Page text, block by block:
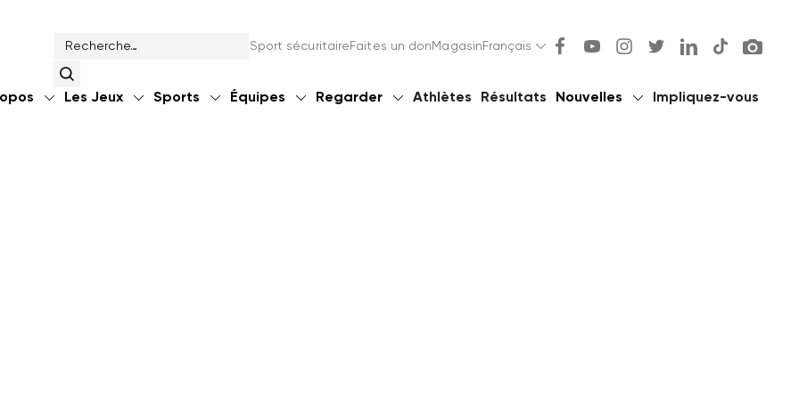
Sport sécuritaire Faites un don Magasin Français
Les Jeux Sports Équipes Regarder Athlètes Résultats Nouvelles Impliquez-vous